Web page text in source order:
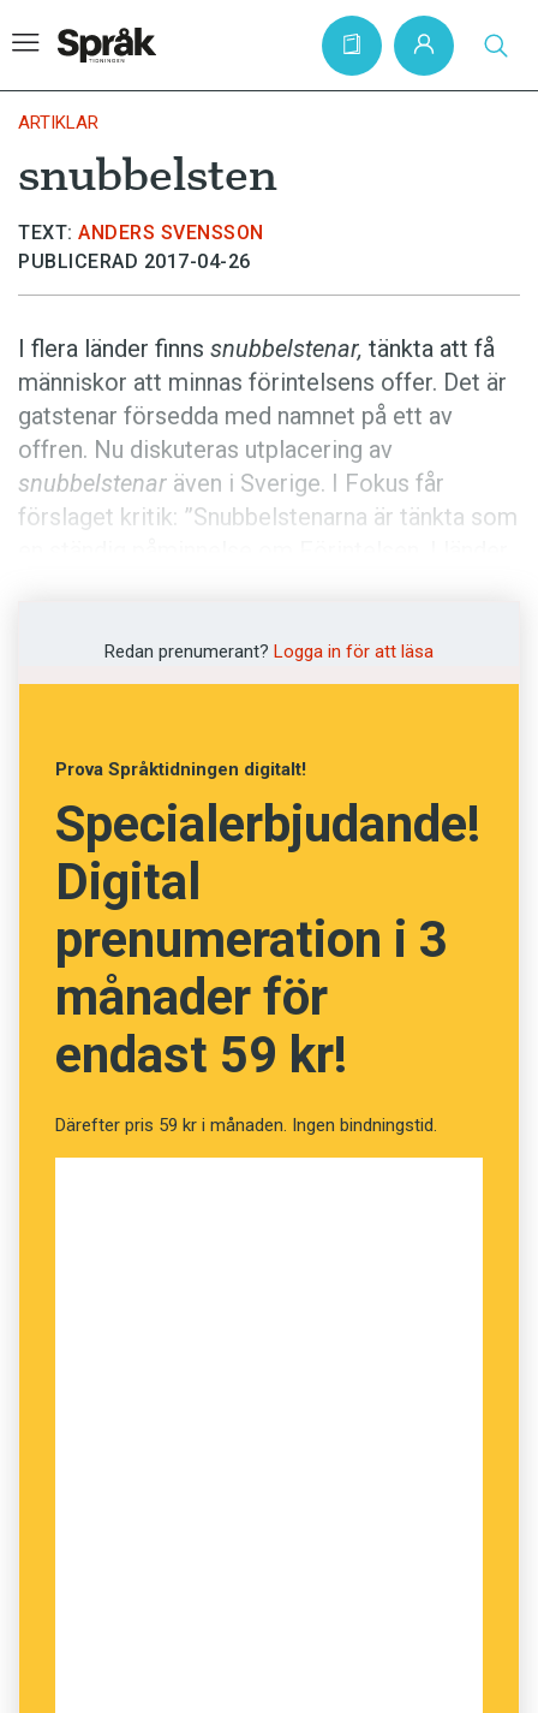
Hem
Artiklar
Skrivtips
Bokrecensioner
Kviss
Podden
Prenumerera
Press
ARTIKLAR
snubbelsten
TEXT: ANDERS SVENSSON
PUBLICERAD 2017-04-26
I flera länder finns snubbelstenar, tänkta att få
människor att minnas förintelsens offer. Det är
gatstenar försedda med namnet på ett av
offren. Nu diskuteras utplacering av
snubbelstenar även i Sverige. I Fokus får
förslaget kritik: ”Snubbelstenarna är tänkta som
Redan prenumerant? Logga in för att läsa
Prova Språktidningen digitalt!
Specialerbjudande!
Digital
prenumeration i 3
månader för
endast 59 kr!
Därefter pris 59 kr i månaden. Ingen bindningstid.